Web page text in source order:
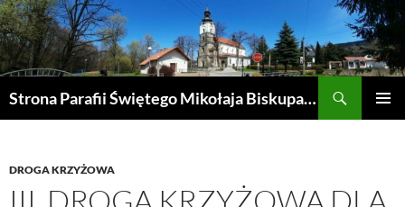
Przejdź
do
treści
Strona Parafii Świętego Mikołaja Biskupa w Żegocinie
DROGA KRZYŻOWA